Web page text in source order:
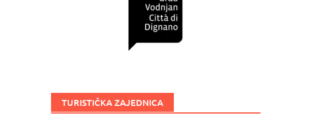
TURISTIČKA ZAJEDNICA